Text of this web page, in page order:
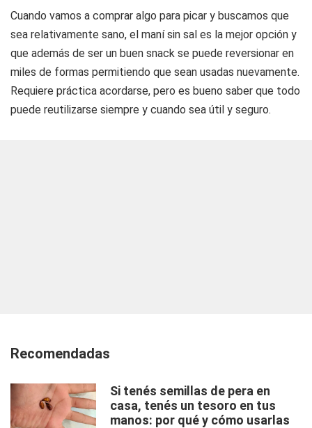
Cuando vamos a comprar algo para picar y buscamos que
sea relativamente sano, el maní sin sal es la mejor opción y
que además de ser un buen snack se puede reversionar en
miles de formas permitiendo que sean usadas nuevamente.
Requiere práctica acordarse, pero es bueno saber que todo
puede reutilizarse siempre y cuando sea útil y seguro.
Recomendadas
Si tenés semillas de pera en
casa, tenés un tesoro en tus
manos: por qué y cómo usarlas